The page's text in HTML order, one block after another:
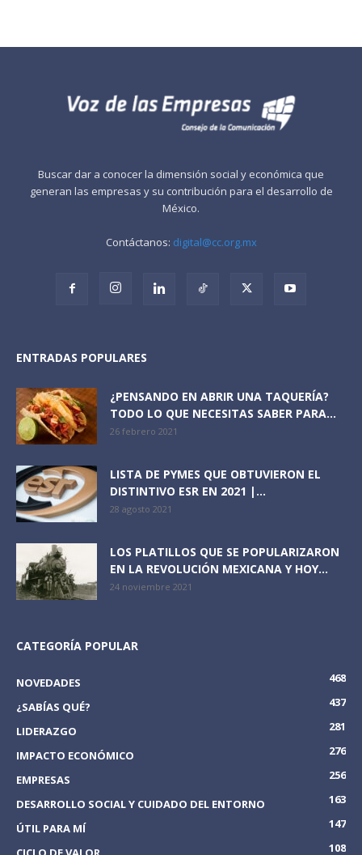
Buscar dar a conocer la dimensión social y económica que
generan las empresas y su contribución para el desarrollo de
México.
Contáctanos: digital@cc.org.mx
ENTRADAS POPULARES
¿PENSANDO EN ABRIR UNA TAQUERÍA?
TODO LO QUE NECESITAS SABER PARA...
26 febrero 2021
LISTA DE PYMES QUE OBTUVIERON EL
DISTINTIVO ESR EN 2021 |...
28 agosto 2021
LOS PLATILLOS QUE SE POPULARIZARON
EN LA REVOLUCIÓN MEXICANA Y HOY...
24 noviembre 2021
CATEGORÍA POPULAR
NOVEDADES
468
¿SABÍAS QUÉ?
437
LIDERAZGO
281
IMPACTO ECONÓMICO
276
EMPRESAS
256
DESARROLLO SOCIAL Y CUIDADO DEL ENTORNO
163
ÚTIL PARA MÍ
147
108